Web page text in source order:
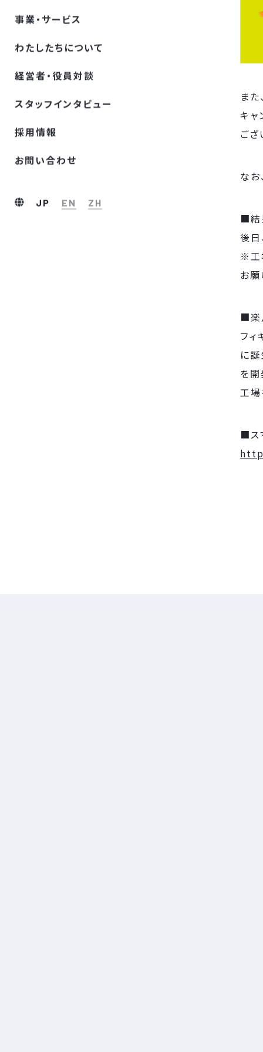
事業・サービス
わたしたちについて
経営者・役員対談
スタッフインタビュー
採⽤情報
お問い合わせ
JP EN ZH
ま
キャ
ござ
なお
■結
後日
※工
お願
■楽
フィ
に
を
工
■ス